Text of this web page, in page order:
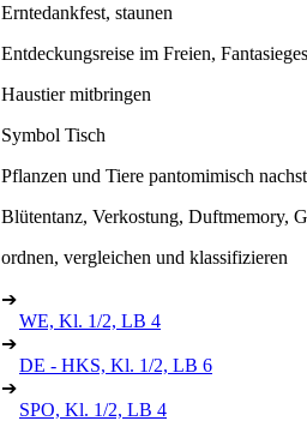
Erntedankfest, staunen
Entdeckungsreise im Freien,
Haustier mitbringen
Symbol Tisch
Pflanzen und Tiere pantomimisch
Blütentanz, Verkostung, Duftmemory,
ordnen, vergleichen und klassifizieren
➔
WE, Kl. 1/2, LB 4
➔
DE - HKS, Kl. 1/2, LB 6
➔
SPO, Kl. 1/2, LB 4